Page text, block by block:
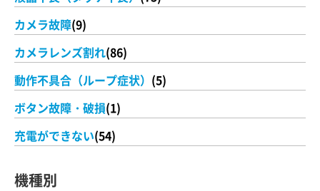
カメラ故障(9)
カメラレンズ割れ(86)
動作不具合（ループ症状） (5)
ボタン故障・破損(1)
充電ができない(54)
機種別